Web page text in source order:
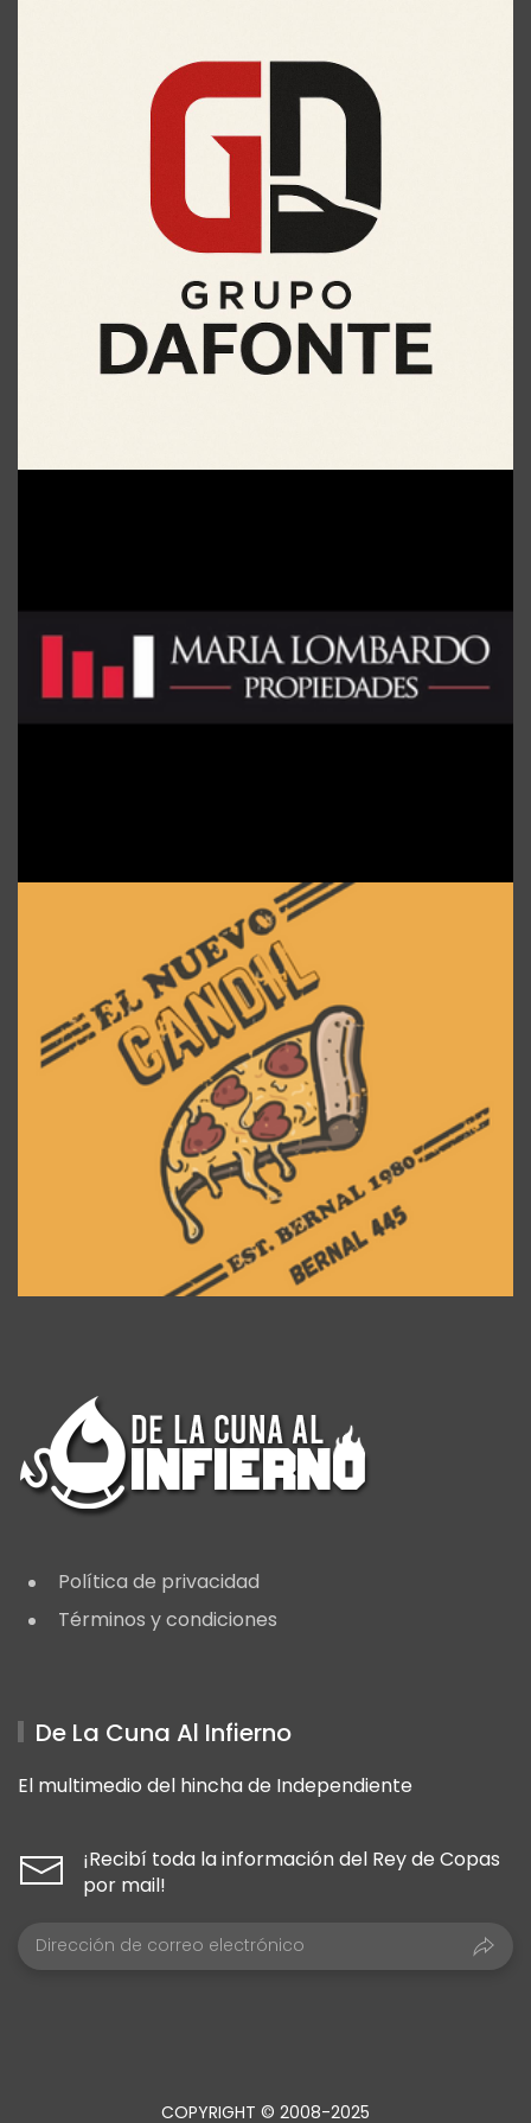
Política de privacidad
Términos y condiciones
De La Cuna Al Infierno
El multimedio del hincha de Independiente
¡Recibí toda la información del Rey de Copas
por mail!
COPYRIGHT © 2008-2025